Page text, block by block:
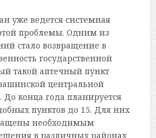
уже ведется системная
проблемы. Одним из
стало возвращение в
государственной
такой аптечный пункт
центральной
конца года планируется
пунктов до 15. Для них
необходимым
в различных районах